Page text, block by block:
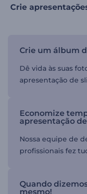
Crie
Crie um álbum
Dê vida às suas
apresentação de
Economize
apresentação
Nossa equipe de
profissionais fez
Quando
mesmo!